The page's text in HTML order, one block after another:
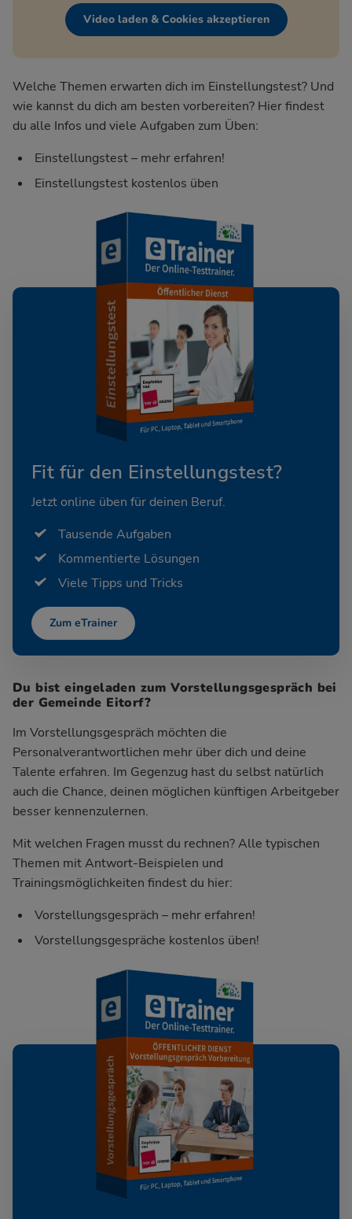
Video laden & Cookies akzeptieren
Welche Themen erwarten dich im Einstellungstest? Und
wie kannst du dich am besten vorbereiten? Hier findest
du alle Infos und viele Aufgaben zum Üben:
Einstellungstest – mehr erfahren!
Einstellungstest kostenlos üben
Fit für den Einstellungstest?
Jetzt online üben für deinen Beruf.
Tausende Aufgaben
Kommentierte Lösungen
Viele Tipps und Tricks
Zum eTrainer
Du bist eingeladen zum Vorstellungsgespräch bei
der Gemeinde Eitorf?
Im Vorstellungsgespräch möchten die
Personalverantwortlichen mehr über dich und deine
Talente erfahren. Im Gegenzug hast du selbst natürlich
auch die Chance, deinen möglichen künftigen Arbeitgeber
besser kennenzulernen.
Mit welchen Fragen musst du rechnen? Alle typischen
Themen mit Antwort-Beispielen und
Trainingsmöglichkeiten findest du hier:
Vorstellungsgespräch – mehr erfahren!
Vorstellungsgespräche kostenlos üben!